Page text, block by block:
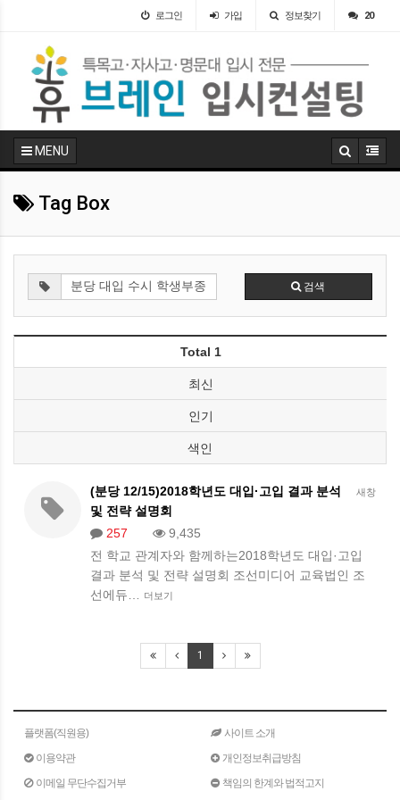
로그인 가입 정보찾기 20
MENU
Tag Box
검색
Total 1
최신
인기
색인
새창
(분당 12/15)2018학년도 대입·고입 결과 분석
및 전략 설명회
257
9,435
전 학교 관계자와 함께하는​2018학년도 대입·고입
결과 분석 및 전략 설명회 ​조선미디어 교육법인 조
선에듀…
더보기
1
플랫폼(직원용)
사이트 소개
이용약관
개인정보취급방침
이메일 무단수집거부
책임의 한계와 법적고지